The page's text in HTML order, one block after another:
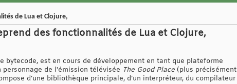
de Lua et Clojure,
des fonctionnalités de Lua et Clojure,
est en cours de développement en tant que plateforme
de l'émission télévisée The Good Place (plus précisément
d’une bibliothèque principale, d’un interpréteur, du compilateur